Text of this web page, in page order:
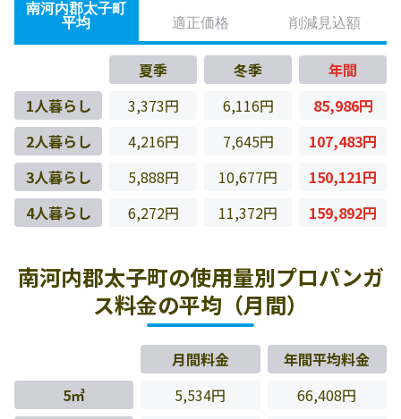
南河内郡太子町
平均
適正価格 削減見込額
夏季 冬季
年間
1人暮らし
3,373円 6,116円
85,986円
2人暮らし
4,216円 7,645円
107,483円
3人暮らし
5,888円 10,677円
150,121円
4人暮らし
6,272円 11,372円 159,892円
南河内郡太子町の使用量別プロパンガ
ス料金の平均（月間）
月間料金
年間平均料金
5㎥
5,534円
66,408円